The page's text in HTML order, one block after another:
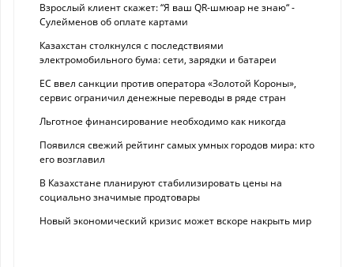
Взрослый клиент скажет: “Я ваш QR-шмюар не знаю“ -
Сулейменов об оплате картами
Казахстан столкнулся с последствиями
электромобильного бума: сети, зарядки и батареи
ЕС ввел санкции против оператора «Золотой Короны»,
сервис ограничил денежные переводы в ряде стран
Льготное финансирование необходимо как никогда
Появился свежий рейтинг самых умных городов мира: кто
его возглавил
В Казахстане планируют стабилизировать цены на
социально значимые продтовары
Новый экономический кризис может вскоре накрыть мир